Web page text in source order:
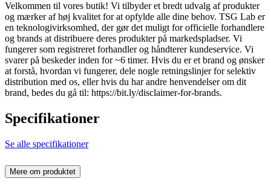
Velkommen til vores butik! Vi tilbyder et bredt udvalg af produkter
og mærker af høj kvalitet for at opfylde alle dine behov. TSG Lab er
en teknologivirksomhed, der gør det muligt for officielle forhandlere
og brands at distribuere deres produkter på markedspladser. Vi
fungerer som registreret forhandler og håndterer kundeservice. Vi
svarer på beskeder inden for ~6 timer. Hvis du er et brand og ønsker
at forstå, hvordan vi fungerer, dele nogle retningslinjer for selektiv
distribution med os, eller hvis du har andre henvendelser om dit
brand, bedes du gå til: https://bit.ly/disclaimer-for-brands.
Specifikationer
Se alle specifikationer
Mere om produktet